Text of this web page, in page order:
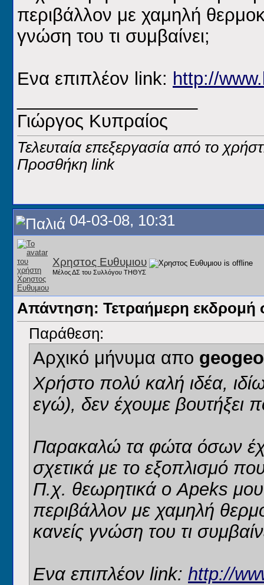
περιβάλλον με χαμηλή
γνώση του τι συμβαίνει;
Ενα επιπλέον link: http://
Γιώργος Κυπραίος
Τελευταία επεξεργασία από το
Προσθήκη link
04-03-08, 10:31
Χρηστος Ευθυμιου
Μέλος ΔΣ του Συλλόγου ΤΗΘΥΣ
Απάντηση: Τετραήμερη εκδρομή
Παράθεση:
Αρχικό μήνυμα απο geogeo
Χρήστο πολύ καλή ιδέα,
εγώ), δεν έχουμε βουτήξει
Παρακαλώ τα φώτα όσων
σχετικά με το εξοπλισμό που
Π.χ. θεωρητικά ο Apeks μου
περιβάλλον με χαμηλή
κανείς γνώση του τι
Ενα επιπλέον link: http://